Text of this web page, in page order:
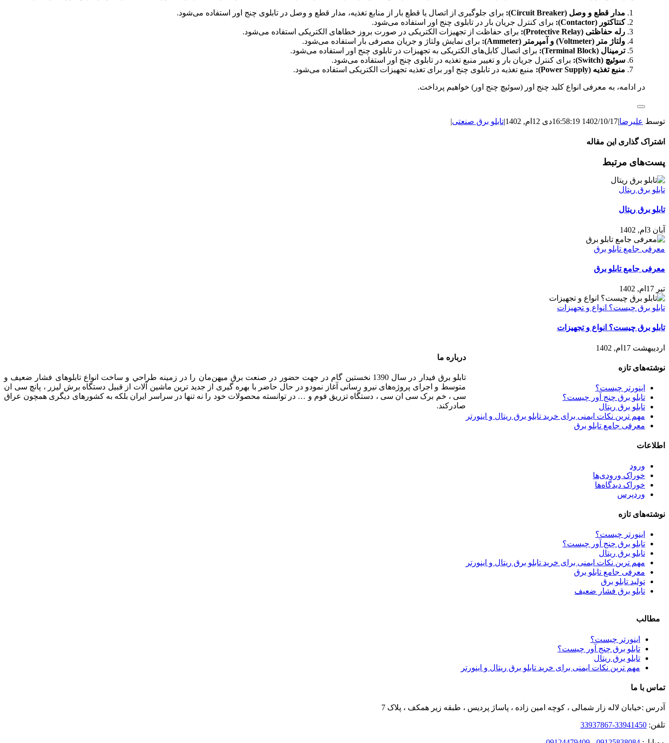
مدار قطع و وصل (Circuit Breaker):
برای جلوگیری از اتصال یا قطع بار از منابع تغذیه، مدار قطع و وصل در تابلوی چنج اور استفاده می‌شود.
کنتاکتور (Contactor):
برای کنترل جریان بار در تابلوی چنج اور استفاده می‌شود.
رله حفاظتی (Protective Relay):
برای حفاظت از تجهیزات الکتریکی در صورت بروز خطاهای الکتریکی استفاده می‌شود.
ولتاژ متر (Voltmeter) و آمپرمتر (Ammeter):
برای نمایش ولتاژ و جریان مصرفی بار استفاده می‌شود.
ترمینال (Terminal Block):
برای اتصال کابل‌های الکتریکی به تجهیزات در تابلوی چنج اور استفاده می‌شود.
سوئیچ (Switch):
برای کنترل جریان بار و تغییر منبع تغذیه در تابلوی چنج اور استفاده می‌شود.
منبع تغذیه (Power Supply):
منبع تغذیه در تابلوی چنج اور برای تغذیه تجهیزات الکتریکی استفاده می‌شود.
در ادامه، به معرفی انواع کلید چنج اور (سوئیچ چنج اور) خواهیم پرداخت.
توسط علیرضا|
1402/10/17 16:58:19 دی 12ام, 1402 |تابلو برق صنعتی|
اشتراک گذاری این مقاله
Facebook
X
LinkedIn
WhatsApp
Tumblr
Pinterest
ایمیل
پست‌های مرتبط
تابلو برق ریتال
تابلو برق ریتال
آبان 3ام, 1402
معرفی جامع تابلو برق
معرفی جامع تابلو برق
تیر 17ام, 1402
تابلو برق چیست؟ انواع و تجهیزات
تابلو برق چیست؟ انواع و تجهیزات
اردیبهشت 17ام, 1402
نوشته‌های تازه
اینورتر چیست؟
تابلو برق چنج آور چیست؟
تابلو برق ریتال
مهم ترین نکات ایمنی برای خرید تابلو برق ریتال و اینورتر
معرفی جامع تابلو برق
اطلاعات
ورود
خوراک ورودی‌ها
خوراک دیدگاه‌ها
وردپرس
نوشته‌های تازه
اینورتر چیست؟
تابلو برق چنج آور چیست؟
تابلو برق ریتال
مهم ترین نکات ایمنی برای خرید تابلو برق ریتال و اینورتر
معرفی جامع تابلو برق
تولید تابلو برق
تابلو برق فشار ضعیف
درباره ما
تابلو برق فیدار در سال 1390 نخستین گام در جهت حضور در صنعت برق میهن‌مان را در زمينه طراحي و ساخت انواع تابلوهای فشار ضعيف و
متوسط و اجرای پروژه‌های نيرو رسانی آغاز نمودو در حال حاضر با بهره گیری از جدید ترین ماشین آلات از قبیل دستگاه برش لیزر ، پانچ سی ان
سی ، خم برک سی ان سی ، دستگاه تزریق فوم و … در توانسته محصولات خود را نه تنها در سراسر ایران بلکه به کشورهای دیگری همچون عراق
صادرکند.
مطالب
اینورتر چیست؟
تابلو برق چنج آور چیست؟
تابلو برق ریتال
مهم ترین نکات ایمنی برای خرید تابلو برق ریتال و اینورتر
تماس با ما
آدرس :خیابان لاله زار شمالی ، کوچه امین زاده ، پاساژ پردیس ، طبقه زیر همکف ، پلاک 7
تلفن: 33941450-33937867